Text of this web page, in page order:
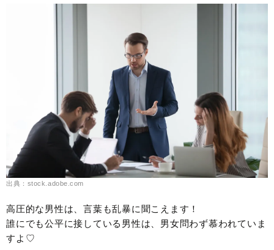
出典：stock.adobe.com
高圧的な男性は、言葉も乱暴に聞こえます！
誰にでも公平に接している男性は、男女問わず慕われていま
すよ♡